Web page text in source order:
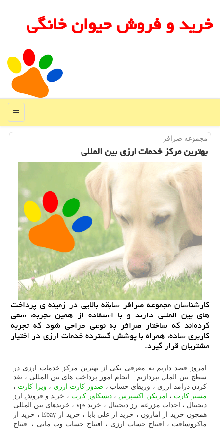
خرید و فروش حیوان خانگی
منو
مجموعه صرافر
بهترین مركز خدمات ارزی بین المللی
كارشناسان مجموعه صرافر سابقه بالایی در زمینه ی پرداخت
های بین المللی دارند و با استفاده از همین تجربه، سعی
كرده‌اند كه ساختار صرافر به نوعی طراحی شود كه تجربه
كاربری ساده، همراه با پوشش گسترده خدمات ارزی در اختیار
مشتریان قرار گیرد.
امروز قصد داریم به معرفی یکی از بهترین مرکز خدمات ارزی در
سطح بین الملل بپردازیم . انجام امور پرداخت های بین المللی ، نقد
کردن درامد ارزی ، وریفای حساب ، صدور کارت ارزی ، ویزا کارت ،
مستر کارت ، امریکن اکسپرس ، دیسکاور کارت ، خرید و فروش ارز
دیجیتال ، احداث مزرعه ارز دیجیتال ، خرید vps، خریدهای بین المللی
همچون خرید از امازون ، خرید از علی بابا ، خرید از Ebay، خرید از
ماکروسافت ، افتتاح حساب ارزی ، افتتاح حساب وب مانی ، افتتاح